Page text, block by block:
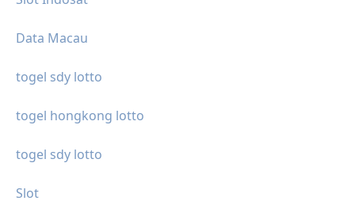
Data Macau
togel sdy lotto
togel hongkong lotto
togel sdy lotto
Slot